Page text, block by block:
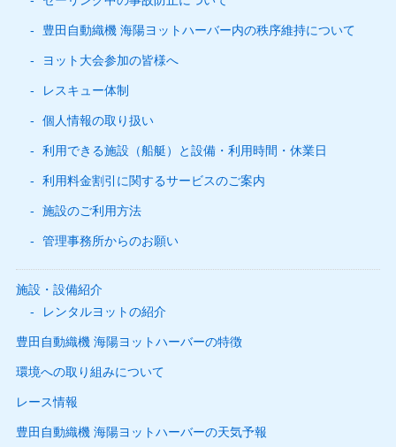
豊田自動織機 海陽ヨットハーバー内の秩序維持について
ヨット大会参加の皆様へ
レスキュー体制
個人情報の取り扱い
利用できる施設（船艇）と設備・利用時間・休業日
利用料金割引に関するサービスのご案内
施設のご利用方法
管理事務所からのお願い
施設・設備紹介
レンタルヨットの紹介
豊田自動織機 海陽ヨットハーバーの特徴
環境への取り組みについて
レース情報
豊田自動織機 海陽ヨットハーバーの天気予報